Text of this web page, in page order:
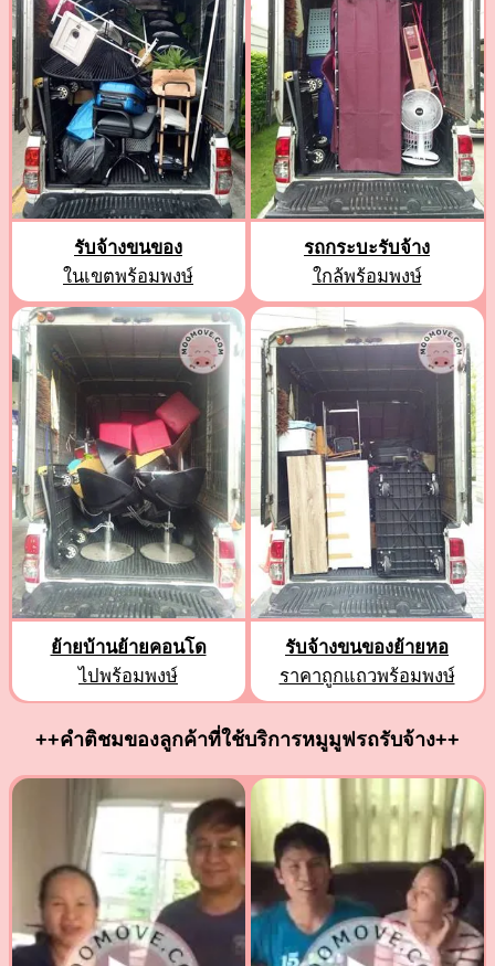
รับจ้างขนของ
ในเขตพร้อมพงษ์
รถกระบะรับจ้าง
ใกล้พร้อมพงษ์
ย้ายบ้านย้ายคอนโด
ไปพร้อมพงษ์
รับจ้างขนของย้ายหอ
ราคาถูกแถวพร้อมพงษ์
++คำติชมของลูกค้าที่ใช้บริการหมูมูฟรถรับจ้าง++